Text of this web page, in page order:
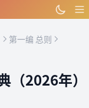
第一编 总则
（2026年）